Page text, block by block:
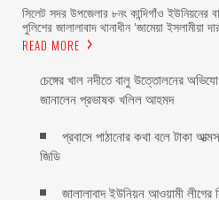
সিলেট সদর উপজেলার ৮নং কান্দিগাঁও ইউনিয়নের
পুলিশের জালালাবাদ থানাধীন ‘জামেয়া ইসলামীয়া
READ MORE
চেঙ্গের খাল নদীতে বালু উত্তোলনের
জানালেন প্রভাষক খলিল আহমদ
প্রবাসে পাঠানোর কথা বলে টাকা
জিডি ‎
জালালাবাদ ইউনিয়ন আওয়ামী লীগের